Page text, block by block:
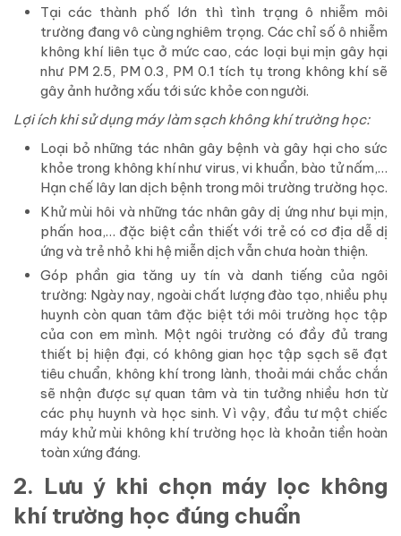
Tại các thành phố lớn thì tình trạng ô nhiễm môi
trường đang vô cùng nghiêm trọng. Các chỉ số ô nhiễm
không khí liên tục ở mức cao, các loại bụi mịn gây hại
như PM 2.5, PM 0.3, PM 0.1 tích tụ trong không khí sẽ
gây ảnh hưởng xấu tới sức khỏe con người.
Lợi ích khi sử dụng máy làm sạch không khí trường học:
Loại bỏ những tác nhân gây bệnh và gây hại cho sức
khỏe trong không khí như virus, vi khuẩn, bào tử nấm,…
Hạn chế lây lan dịch bệnh trong môi trường trường học.
Khử mùi hôi và những tác nhân gây dị ứng như bụi mịn,
phấn hoa,… đặc biệt cần thiết với trẻ có cơ địa dễ dị
ứng và trẻ nhỏ khi hệ miễn dịch vẫn chưa hoàn thiện.
Góp phần gia tăng uy tín và danh tiếng của ngôi
trường: Ngày nay, ngoài chất lượng đào tạo, nhiều phụ
huynh còn quan tâm đặc biệt tới môi trường học tập
của con em mình. Một ngôi trường có đầy đủ trang
thiết bị hiện đại, có không gian học tập sạch sẽ đạt
tiêu chuẩn, không khí trong lành, thoải mái chắc chắn
sẽ nhận được sự quan tâm và tin tưởng nhiều hơn từ
các phụ huynh và học sinh. Vì vậy, đầu tư một chiếc
máy khử mùi không khí trường học là khoản tiền hoàn
toàn xứng đáng.
2. Lưu ý khi chọn máy lọc không
khí trường học đúng chuẩn